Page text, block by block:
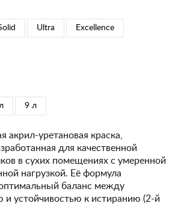
Ultra Excellence
9 л
акрил-уретановая краска,
для качественной
в сухих помещениях с умеренной
нагрузкой. Её формула
баланс между
и устойчивостью к истиранию (2-й